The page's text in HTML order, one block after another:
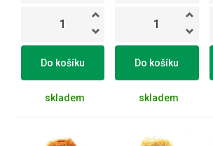
Do košíku
skladem
Do košíku
skladem